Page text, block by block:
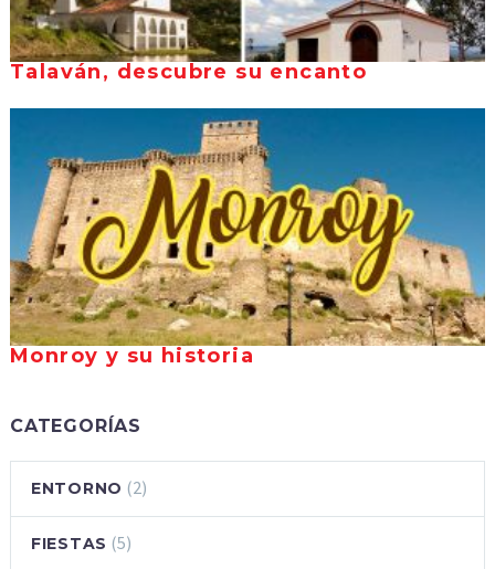
Talaván, descubre su encanto
Monroy y su historia
CATEGORÍAS
ENTORNO (2)
FIESTAS (5)